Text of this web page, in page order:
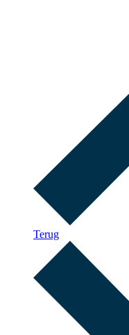
Terug